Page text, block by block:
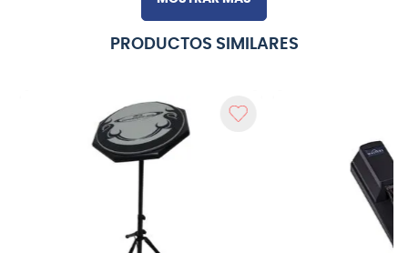
PRODUCTOS SIMILARES